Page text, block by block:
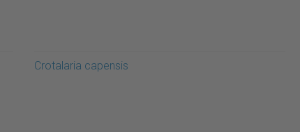
Crotalaria capensis